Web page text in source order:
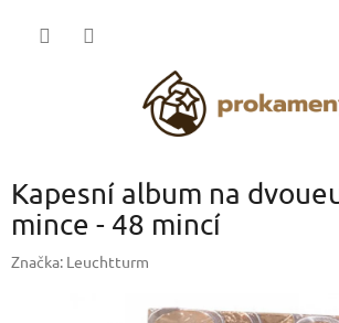
Kapesní album na
mince - 48 mincí
Značka: Leuchtturm